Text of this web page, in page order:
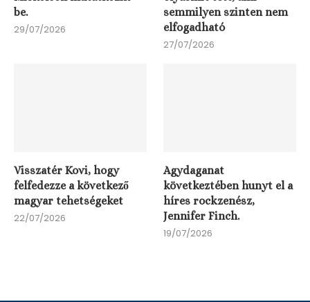
be.
29/07/2026
semmilyen szinten nem
elfogadható
27/07/2026
Visszatér Kovi, hogy
felfedezze a következő
magyar tehetségeket
22/07/2026
Agydaganat
következtében hunyt el a
híres rockzenész,
Jennifer Finch.
19/07/2026